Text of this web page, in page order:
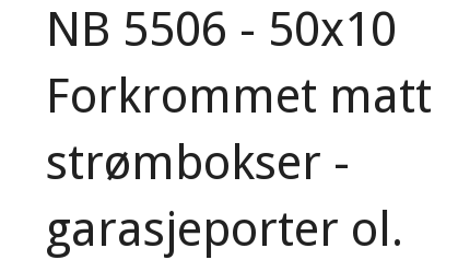
NB 5506 - 50x10
Forkrommet matt
strømbokser -
garasjeporter ol.